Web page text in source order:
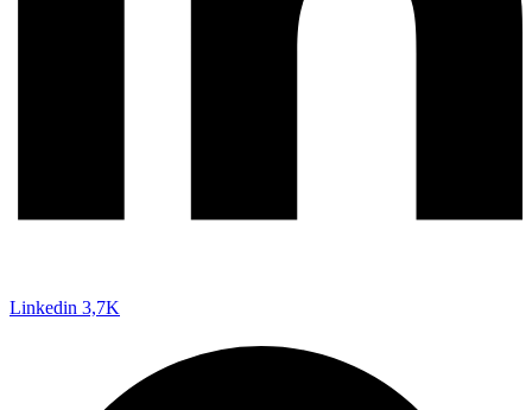
Linkedin 3,7K